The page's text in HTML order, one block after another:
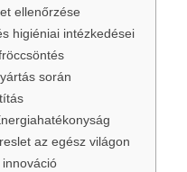
ellenőrzése
higiéniai intézkedései
során
az egész világon